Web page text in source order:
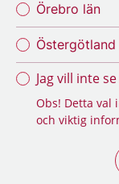
Örebro län
Östergötland
Jag vill inte
Obs! Detta val
och viktig